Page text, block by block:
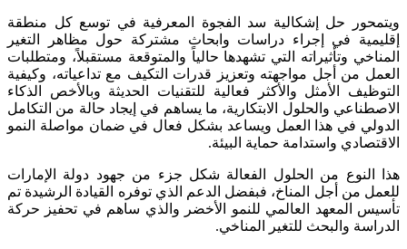
ويتمحور حل إشكالية سد الفجوة المعرفية في توسع كل منطقة
إقليمية في إجراء دراسات وابحاث مشتركة حول مظاهر التغير
المناخي وتأثيراته التي تشهدها حالياً والمتوقعة مستقبلاً، ومتطلبات
العمل من أجل مواجهته وتعزيز قدرات التكيف مع تداعياته، وكيفية
التوظيف الأمثل والأكثر فعالية للتقنيات الحديثة وبالأخص الذكاء
الاصطناعي والحلول الابتكارية، ما يساهم في إيجاد حالة من التكامل
الدولي في هذا العمل ويساعد بشكل فعال في ضمان مواصلة النمو
الاقتصادي واستدامة حماية البيئة.
هذا النوع من الحلول الفعالة شكل جزء من جهود دولة الإمارات
للعمل من أجل المناخ، فبفضل الدعم الذي توفره القيادة الرشيدة تم
تأسيس المعهد العالمي للنمو الأخضر والذي ساهم في تحفيز حركة
الدراسة والبحث للتغير المناخي.